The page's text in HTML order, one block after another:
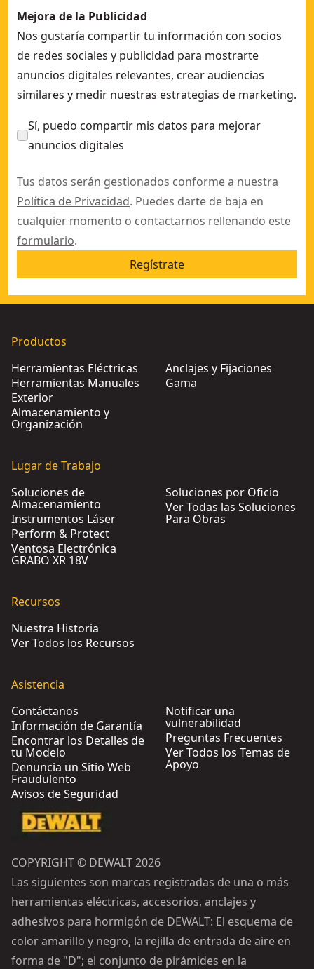
Mejora de la Publicidad
Nos gustaría compartir tu información con socios
de redes sociales y publicidad para mostrarte
anuncios digitales relevantes, crear audiencias
similares y medir nuestras estrategias de marketing.
Sí, puedo compartir mis datos para mejorar
anuncios digitales
Tus datos serán gestionados conforme a nuestra
Política de Privacidad. Puedes darte de baja en
cualquier momento o contactarnos rellenando este
formulario.
Regístrate
Productos
Herramientas Eléctricas
Herramientas Manuales
Exterior
Almacenamiento y
Organización
Anclajes y Fijaciones
Gama
Lugar de Trabajo
Soluciones de
Almacenamiento
Instrumentos Láser
Perform & Protect
Ventosa Electrónica
GRABO XR 18V
Soluciones por Oficio
Ver Todas las Soluciones
Para Obras
Recursos
Nuestra Historia
Ver Todos los Recursos
Asistencia
Contáctanos
Información de Garantía
Encontrar los Detalles de
tu Modelo
Denuncia un Sitio Web
Fraudulento
Avisos de Seguridad
Notificar una
vulnerabilidad
Preguntas Frecuentes
Ver Todos los Temas de
Apoyo
COPYRIGHT © DEWALT 2026
Las siguientes son marcas registradas de una o más
herramientas eléctricas, accesorios, anclajes y
adhesivos para hormigón de DEWALT: El esquema de
color amarillo y negro, la rejilla de entrada de aire en
forma de "D"; el conjunto de pirámides en la